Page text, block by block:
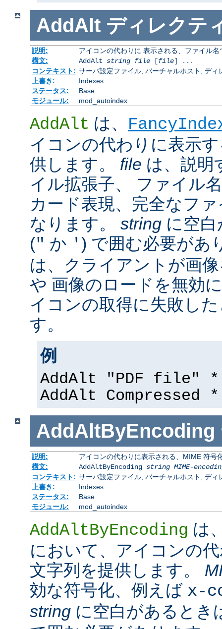
AddAlt ディレクテ
説明:
アイコンの代わりに 表示される、ファイル
構文:
AddAlt string file[file] ...
コンテキスト: サーバ設定ファイル, バーチャルホスト, ディ
上書き:
Indexes
ステータス:
Base
モジュール:
mod_autoindex
AddAlt は、
イコンの代わりに表示
供します。 file は、説明
イル拡張子、 ファイル
カード表現、完全なフ
なります。 string に空
(" か ' ) で囲む必要があ
は、クライアントが画
や 画像のロードを無効
イコンの取得に失敗し
す。
例
AddAlt "PDF file"
AddAlt
AddAltByEncoding
説明:
アイコンの代わりに表示される、MIME 符号
構文:
AddAltByEncoding string MIME-
コンテキスト: サーバ設定ファイル, バーチャルホスト, ディ
上書き:
Indexes
ステータス:
Base
モジュール:
mod_autoindex
AddAltByEncoding は
において、アイコンの
文字列を提供します。
効な符号化、例えば x-
string に空白があるとき